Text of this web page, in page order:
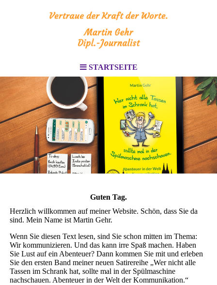
STARTSEITE
Guten Tag.
Herzlich willkommen auf meiner Website. Schön, dass Sie da
sind. Mein Name ist Martin Gehr.
Wenn Sie diesen Text lesen, sind Sie schon mitten im Thema:
Wir kommunizieren. Und das kann irre Spaß machen. Haben
Sie Lust auf ein Abenteuer? Dann kommen Sie mit und erleben
Sie den ersten Band meiner neuen Satirereihe „Wer nicht alle
Tassen im Schrank hat, sollte mal in der Spülmaschine
nachschauen. Abenteuer in der Welt der Kommunikation.“